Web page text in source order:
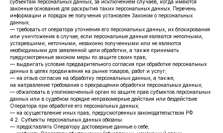
субъектам персональных данных, за исключением случаев, когда имеются
законные основания для раскрытия таких персональных данных. Перечень
информации и порядок ее получения установлен Законом о персональных
данных;
— требовать от оператора уточнения его персональных данных, их блокирования
или уничтожения в случае, если персональные данные являются неполными,
устаревшими, неточными, незаконно полученными или не являются
необходимыми для заявленной цели обработки, а также принимать
предусмотренные законом меры по защите своих прав;
— выдвигать условие предварительного согласия при обработке персональных
данных в целях продвижения на рынке товаров, работ и услуг;
— на отзыв согласия на обработку персональных данных, а также,
на направление требования о прекращении обработки персональных данных;
— обжаловать в уполномоченный орган по защите прав субъектов персональных
данных или в судебном порядке неправомерные действия или бездействие
Оператора при обработке его персональных данных;
— на осуществление иных прав, предусмотренных законодательством РФ.
4.2. Субъекты персональных данных обязаны:
— предоставлять Оператору достоверные данные о себе;